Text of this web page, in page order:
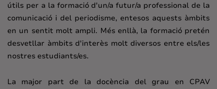
útils per a la formació d'un/a futur/a professional de la
comunicació i del periodisme, entesos aquests àmbits
en un sentit molt ampli. Més enllà, la formació pretén
desvetllar àmbits d'interès molt diversos entre els/les
nostres estudiants/es.
La major part de la docència del grau en CPAV